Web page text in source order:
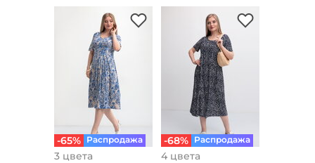
-65% Распродажа
3 цвета
-68% Распродажа
4 цвета